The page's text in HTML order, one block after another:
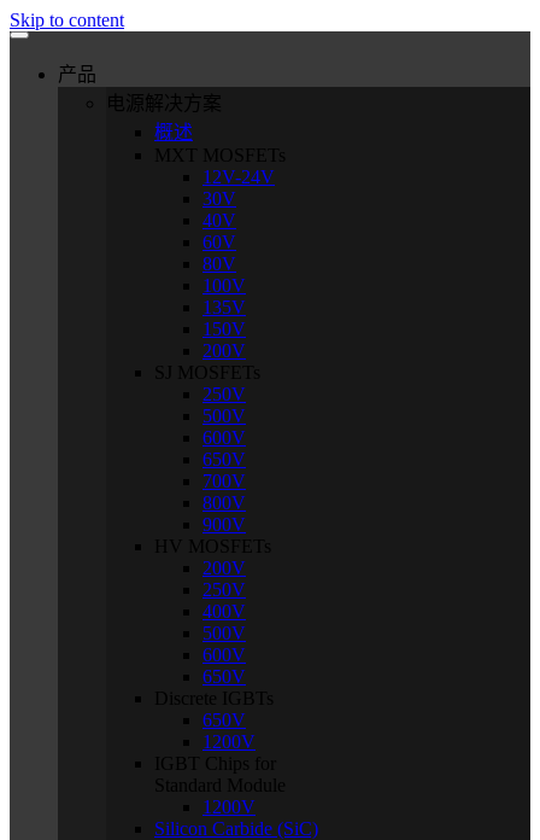
Skip to content
产品
电源解决方案
概述
MXT MOSFETs
12V-24V
30V
40V
60V
80V
100V
135V
150V
200V
SJ MOSFETs
250V
500V
600V
650V
700V
800V
900V
HV MOSFETs
200V
250V
400V
500V
600V
650V
Discrete IGBTs
650V
1200V
IGBT Chips for
Standard Module
1200V
Silicon Carbide (SiC)